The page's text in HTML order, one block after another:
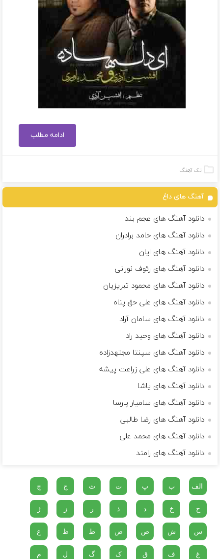
ادامه مطلب
تک آهنگ
آهنگ های داغ
دانلود آهنگ های عجم بند
دانلود آهنگ های حامد برادران
دانلود آهنگ های ایان
دانلود آهنگ های رئوف نورانی
دانلود آهنگ های محمود تبریزیان
دانلود آهنگ های علی حق پناه
دانلود آهنگ های سامان آراد
دانلود آهنگ های وحید راد
دانلود آهنگ های سپنتا مجتهدزاده
دانلود آهنگ های علی زراعت پیشه
دانلود آهنگ های یاشا
دانلود آهنگ های سامیار پارسا
دانلود آهنگ های رضا طالبی
دانلود آهنگ های محمد علی
دانلود آهنگ های رامند
الف ب پ ت ث ج چ
ح خ د ذ ر ز ژ
س ش ص ض ط ظ ع
غ ف ق ک گ ل م